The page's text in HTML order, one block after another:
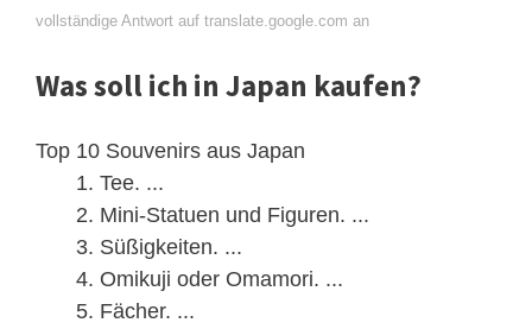
vollständige Antwort auf translate.google.com an
Was soll ich in Japan kaufen?
Top 10 Souvenirs aus Japan
Tee. ...
Mini-Statuen und Figuren. ...
Süßigkeiten. ...
Omikuji oder Omamori. ...
Fächer. ...